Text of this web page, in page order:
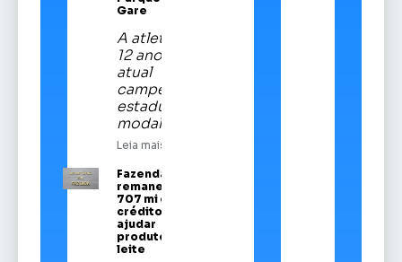
Gare
A atleta de
12 anos é a
atual
campeã
estadual da
modalidade
Leia mais
Fazenda
remaneja R$
707 mi em
crédito para
ajudar
produtores de
leite